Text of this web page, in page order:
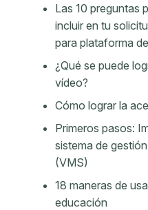
Las 10 preguntas
incluir en tu
para plataforma
¿Qué se puede
vídeo?
Cómo lograr la
Primeros pasos:
sistema de
(VMS)
18 maneras de
educación